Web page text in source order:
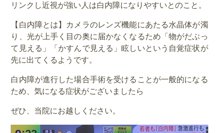
リンクし近視が強い人は白内障になりやすいとのこと。
【白内障とは】カメラのレンズ機能にあたる水晶体が濁
り、光が上手く目の奥に届かなくなるため「物がだぶっ
て見える」「かすんで見える」眩しいという自覚症状が
先に出てくるようです。
白内障が進行した場合手術を受けることが一般的になる
ため、気になる症状がございましたら
ぜひ、当院にお越しください。